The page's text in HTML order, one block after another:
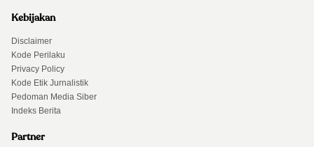
Kebijakan
Disclaimer
Kode Perilaku
Privacy Policy
Kode Etik Jurnalistik
Pedoman Media Siber
Indeks Berita
Partner